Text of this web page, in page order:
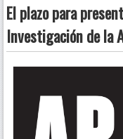
El plazo para
Investigación de la